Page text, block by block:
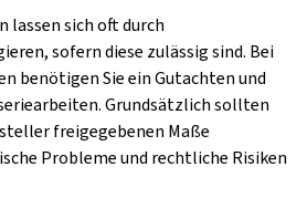
lassen sich oft durch
sofern diese zulässig sind. Bei
benötigen Sie ein Gutachten und
Grundsätzlich sollten
freigegebenen Maße
Probleme und rechtliche Risiken